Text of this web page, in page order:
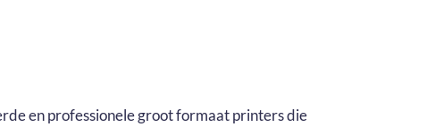
en professionele groot formaat printers die